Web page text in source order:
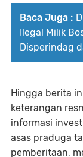
Baca Juga :
Ilegal Milik
Disperindag
Hingga berita
keterangan
informasi
asas praduga
pemberitaan,